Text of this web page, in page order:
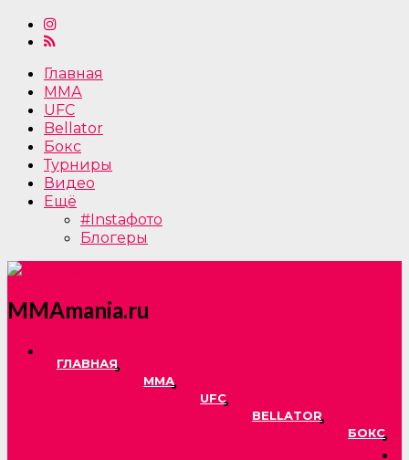
Главная
ММА
UFC
Bellator
Бокс
Турниры
Видео
Ещё
#Instaфото
Блогеры
MMAmania.ru
ГЛАВНАЯ
ММА
UFC
BELLATOR
БОКС